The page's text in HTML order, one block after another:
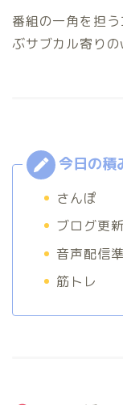
番組の一角を担
ぶサブカル寄りの
さんぽ
ブログ更新
音声配信
筋トレ